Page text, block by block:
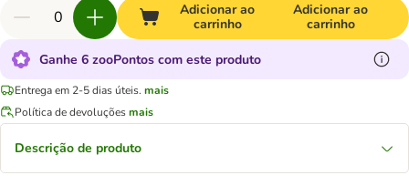
Adicionar ao
carrinho
Adicionar ao
carrinho
Ganhe 6 zooPontos com este produto
Entrega em 2-5 dias úteis. mais
Política de devoluçõesmais
Descrição de produto